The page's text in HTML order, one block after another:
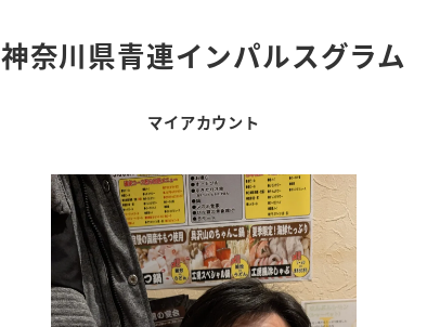
神奈川県青連インパルスグラム
マイアカウント